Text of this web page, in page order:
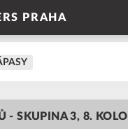
PRAHA
- SKUPINA 3, 8. KOLO